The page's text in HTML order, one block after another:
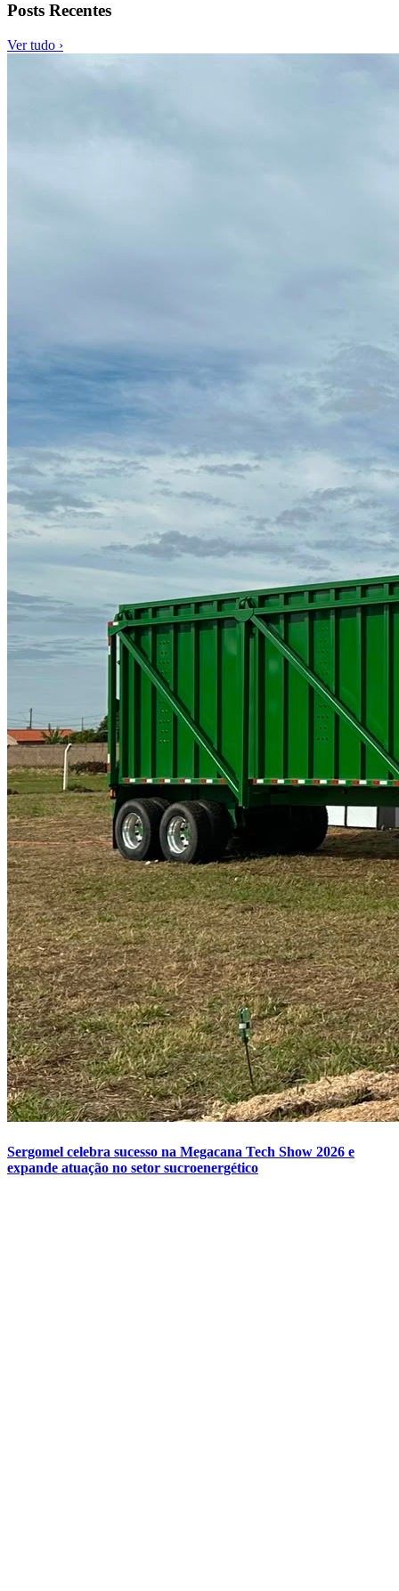
Posts Recentes
Ver tudo ›
Sergomel celebra sucesso na Megacana Tech Show 2026 e
expande atuação no setor sucroenergético